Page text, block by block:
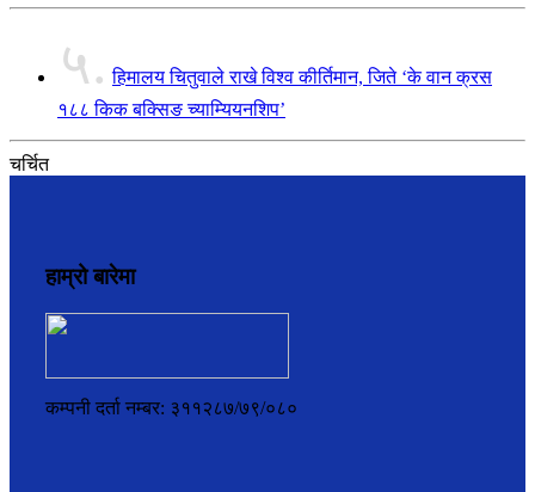
५. हिमालय चितुवाले राखे विश्व कीर्तिमान, जिते ‘के वान क्रस
१८८ किक बक्सिङ च्याम्यियनशिप’
चर्चित
हाम्रो बारेमा
कम्पनी दर्ता नम्बर: ३११२८७/७९/०८०